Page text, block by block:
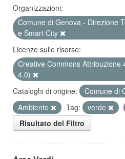
Organizzazioni:
Comune di Genova - Direzione
e Smart City
Licenze sulle risorse:
Creative Commons Attribuzione
4.0)
Cataloghi di origine:
Comune di
Ambiente
Tag: verde
Risultato del Filtro